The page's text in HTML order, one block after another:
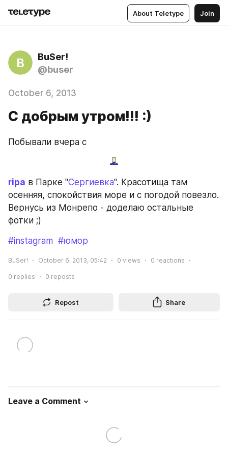
About Teletype Join
B
BuSer!
@buser
October 6, 2013
С добрым утром!!! :)
Побывали вчера с
ripa в Парке "Сергиевка". Красотища там
осенняя, спокойствия море и с погодой повезло.
Вернусь из Монрепо - доделаю остальные
фотки ;)
#instagram #юмор
BuSer! October 6, 2013, 05:42 0 views 0 reactions
0 replies 0 reposts
Repost Share
Leave a Comment